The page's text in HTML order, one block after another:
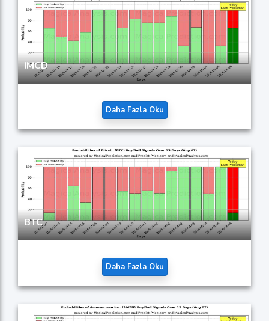
IMCD
Daha Fazla Oku
BTC
Daha Fazla Oku